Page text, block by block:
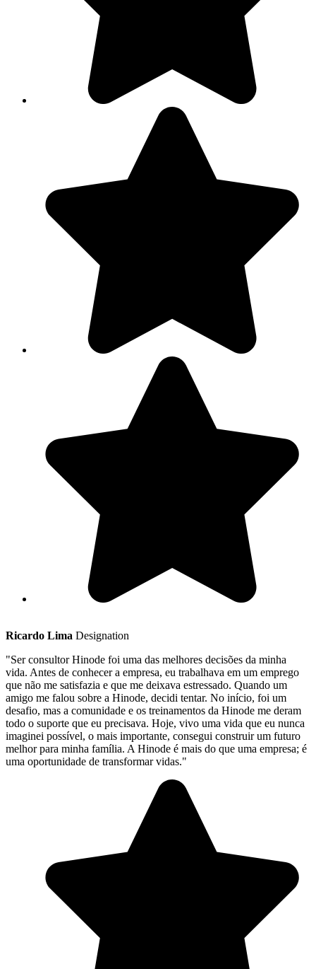
Ricardo Lima Designation
"Ser consultor Hinode foi uma das melhores decisões da minha
vida. Antes de conhecer a empresa, eu trabalhava em um emprego
que não me satisfazia e que me deixava estressado. Quando um
amigo me falou sobre a Hinode, decidi tentar. No início, foi um
desafio, mas a comunidade e os treinamentos da Hinode me deram
todo o suporte que eu precisava. Hoje, vivo uma vida que eu nunca
imaginei possível, o mais importante, consegui construir um futuro
melhor para minha família. A Hinode é mais do que uma empresa; é
uma oportunidade de transformar vidas."